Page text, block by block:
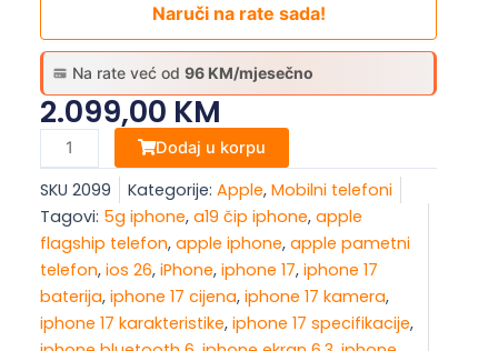
Na rate već od 96 KM/mjesečno
Naruči na rate sada!
2.099,00 KM
Apple
iPhone
17
256GB
Sage
količina
Dodaj u korpu
SKU 2099 Kategorije: Apple, Mobilni telefoni
Tagovi: 5g iphone, a19 čip iphone, apple
flagship telefon, apple iphone, apple pametni
telefon, ios 26, iPhone, iphone 17, iphone 17
baterija, iphone 17 cijena, iphone 17 kamera,
iphone 17 karakteristike, iphone 17 specifikacije,